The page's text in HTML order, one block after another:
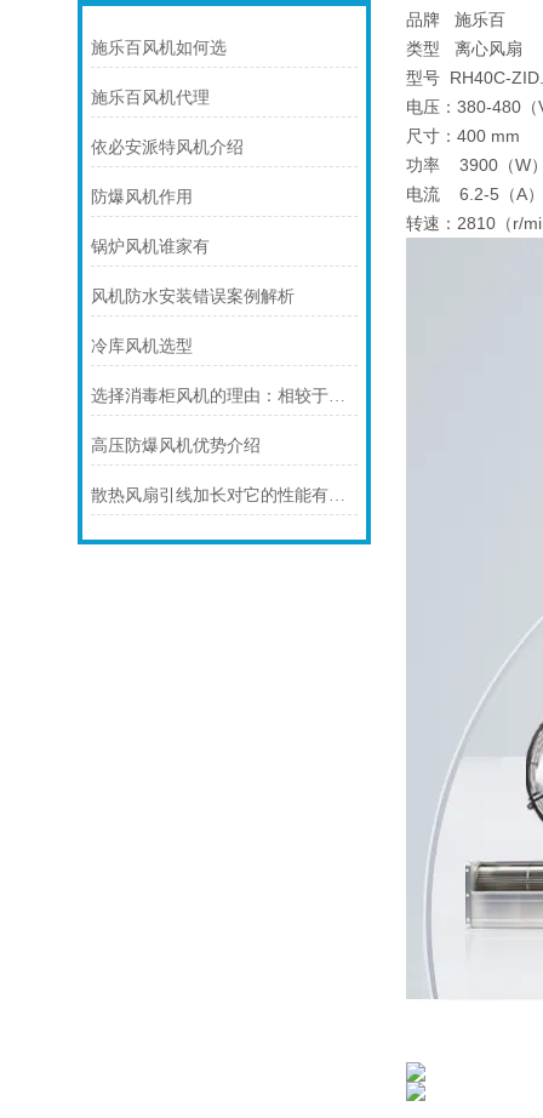
施乐百风机如何选
施乐百风机代理
依必安派特风机介绍
防爆风机作用
锅炉风机谁家有
风机防水安装错误案例解析
冷库风机选型
选择消毒柜风机的理由：相较于传统方法的压倒性优势分析
高压防爆风机优势介绍
散热风扇引线加长对它的性能有影响吗
品牌 施乐百
类型 离心风扇
型号 RH40C-
电压：380-480（
尺寸：400 mm
功率 3900（W
电流 6.2-5（A）
转速：2810（r/